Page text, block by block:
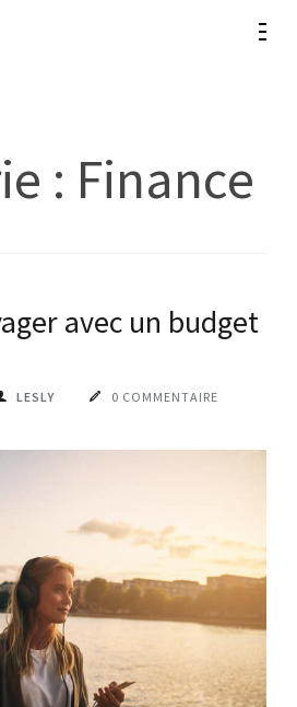
: Finance
avec un budget
LESLY 0 COMMENTAIRE